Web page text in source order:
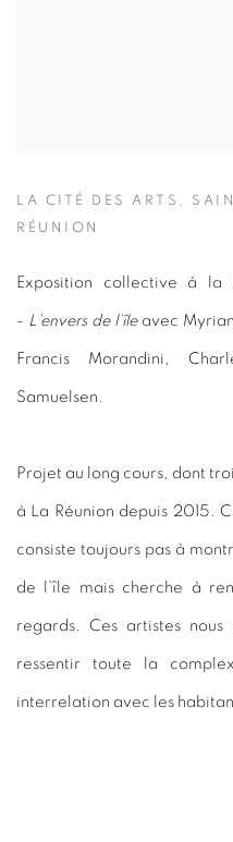
LA CITÉ DES ARTS,
RÉUNION
Exposition collective à
- L’envers de l’île avec
Francis Morandini,
Samuelsen.
Projet au long cours, dont
à La Réunion depuis 2015.
consiste toujours pas à
de l’île mais cherche à
regards. Ces artistes
ressentir toute la
interrelation avec les